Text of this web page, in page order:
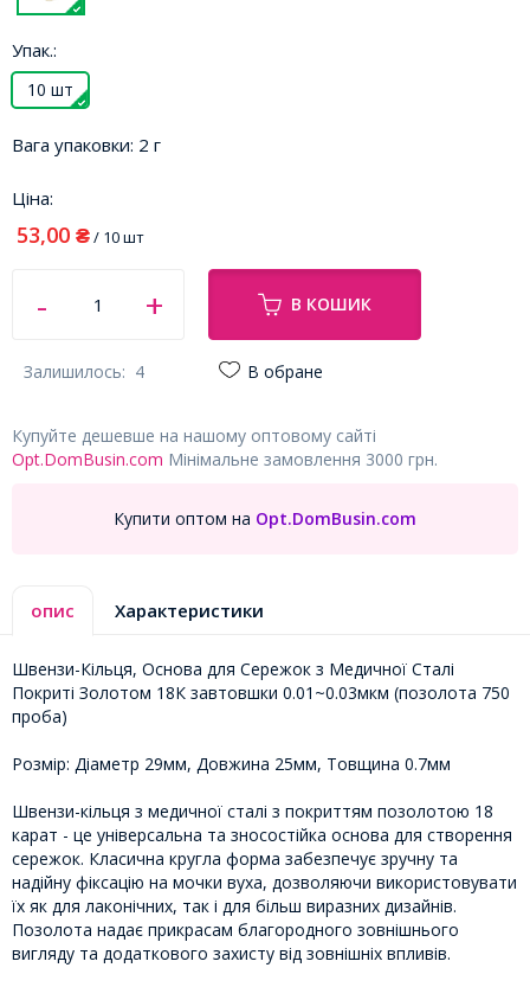
Упак.:
10 шт
Вага упаковки: 2 г
Ціна:
53,00 ₴/ 10 шт
В КОШИК
Залишилось: 4 В обране
Купуйте дешевше на нашому оптовому сайті
Opt.DomBusin.com Мінімальне замовлення 3000 грн.
Купити оптом на Opt.DomBusin.com
опис Характеристики
Швензи-Кільця, Основа для Сережок з Медичної Сталі
Покриті Золотом 18К завтовшки 0.01~0.03мкм (позолота 750
проба)
Розмір: Діаметр 29мм, Довжина 25мм, Товщина 0.7мм
Швензи-кільця з медичної сталі з покриттям позолотою 18
карат - це універсальна та зносостійка основа для створення
сережок. Класична кругла форма забезпечує зручну та
надійну фіксацію на мочки вуха, дозволяючи використовувати
їх як для лаконічних, так і для більш виразних дизайнів.
Позолота надає прикрасам благородного зовнішнього
вигляду та додаткового захисту від зовнішніх впливів.